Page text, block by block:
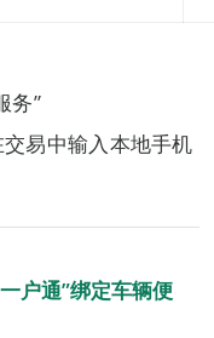
务”
易中输入本地手机
户通”绑定车辆便